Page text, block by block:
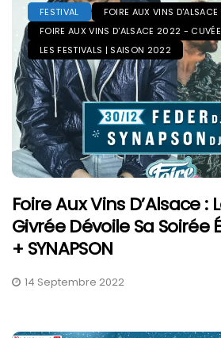
FESTIVAL
FOIRE AUX VINS
FOIRE AUX VINS D'ALSACE 2022 - CUVÉE
LES FESTIVALS | SAISON 2022
Foire Aux Vins D’Alsace :
Givrée Dévoile Sa Soirée
+ SYNAPSON
14 Septembre 2022